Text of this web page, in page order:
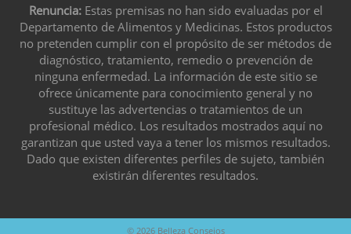
Renuncia:Estas premisas no han sido evaluadas por el
Departamento de Alimentos y Medicinas. Estos productos
no pretenden cumplir con el propósito de ser métodos de
diagnóstico, tratamiento, remedio o prevención de
ninguna enfermedad. La información de este sitio se
ofrece únicamente para conocimiento general y no
sustituye las advertencias o tratamientos de un
profesional médico. Los resultados mostrados aquí no
garantizan que usted vaya a tener los mismos resultados.
Dado que existen diferentes perfiles de sujeto, también
existirán diferentes resultados.
© 2026 Belleza Consejos